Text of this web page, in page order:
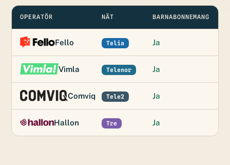
OPERATÖR NÄT BARNABONNEMANG
Fello Telia Ja
Vimla Telenor Ja
Comviq Tele2 Ja
Hallon Tre Ja